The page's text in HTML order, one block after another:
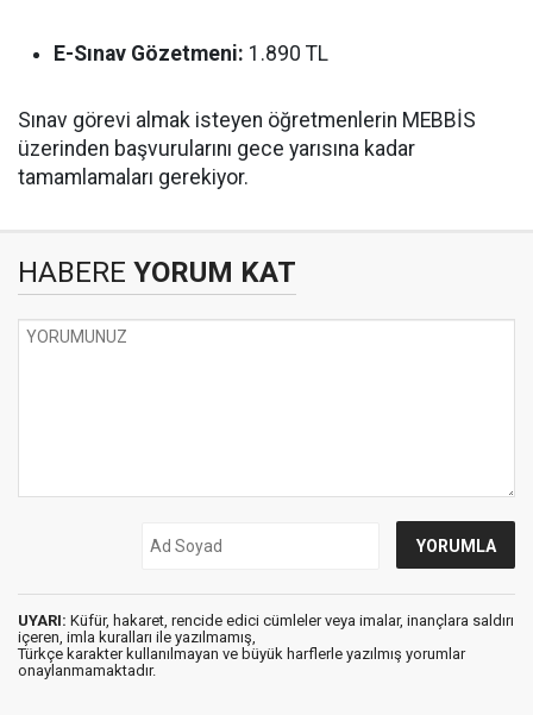
E-Sınav Gözetmeni: 1.890 TL
Sınav görevi almak isteyen öğretmenlerin MEBBİS
üzerinden başvurularını gece yarısına kadar
tamamlamaları gerekiyor.
HABERE YORUM KAT
UYARI: Küfür, hakaret, rencide edici cümleler veya imalar, inançlara saldırı
içeren, imla kuralları ile yazılmamış,
Türkçe karakter kullanılmayan ve büyük harflerle yazılmış yorumlar
onaylanmamaktadır.